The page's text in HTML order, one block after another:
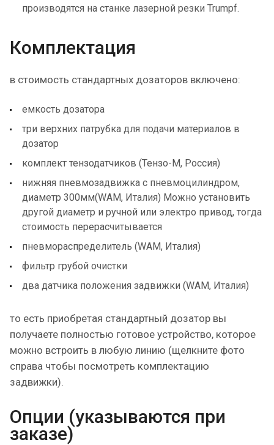
производятся на станке лазерной резки Trumpf.
Комплектация
в стоимость стандартных дозаторов включено:
емкость дозатора
три верхних патрубка для подачи материалов в
дозатор
комплект тензодатчиков (Тензо-М, Россия)
нижняя пневмозадвижка с пневмоцилиндром,
диаметр 300мм(WAM, Италия) Можно установить
другой диаметр и ручной или электро привод, тогда
стоимость перерасчитывается
пневмораспределитель (WAM, Италия)
фильтр грубой очистки
два датчика положения задвижки (WAM, Италия)
то есть приобретая стандартный дозатор вы
получаете полностью готовое устройство, которое
можно встроить в любую линию (щелкните фото
справа чтобы посмотреть комплектацию
задвижки).
Опции (указываются при
заказе)